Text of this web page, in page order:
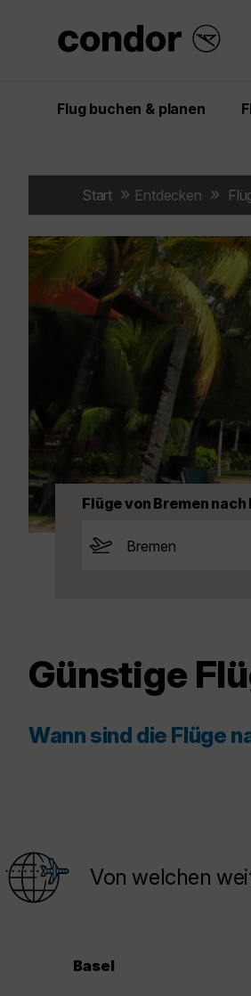
Flug buchen & planen
Start Entdecken
Flüge von Bremen
Günstige
Wann sind die Flüge
Von welchen
Basel